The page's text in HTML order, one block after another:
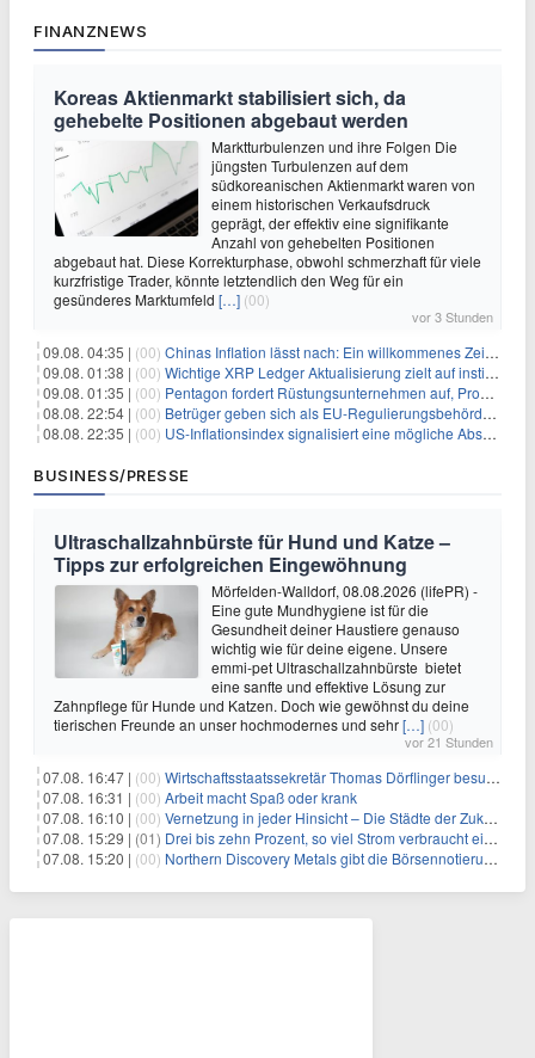
FINANZNEWS
Koreas Aktienmarkt stabilisiert sich, da
gehebelte Positionen abgebaut werden
Marktturbulenzen und ihre Folgen Die
jüngsten Turbulenzen auf dem
südkoreanischen Aktienmarkt waren von
einem historischen Verkaufsdruck
geprägt, der effektiv eine signifikante
Anzahl von gehebelten Positionen
abgebaut hat. Diese Korrekturphase, obwohl schmerzhaft für viele
kurzfristige Trader, könnte letztendlich den Weg für ein
gesünderes Marktumfeld […] (00)
vor 3 Stunden
09.08. 04:35 | (00) Chinas Inflation lässt nach: Ein willkommenes Zeichen für Investoren angesichts der Folgen des Öl-Schocks
09.08. 01:38 | (00) Wichtige XRP Ledger Aktualisierung zielt auf institutionelle Akzeptanz ab
09.08. 01:35 | (00) Pentagon fordert Rüstungsunternehmen auf, Produktion angesichts eskalierender globaler Spannungen zu steigern
08.08. 22:54 | (00) Betrüger geben sich als EU-Regulierungsbehörden aus, um Krypto-Nutzer nach MiCA-Deadline ins Visier zu nehmen
08.08. 22:35 | (00) US-Inflationsindex signalisiert eine mögliche Abschwächung der Inflationsdruck
BUSINESS/PRESSE
Ultraschallzahnbürste für Hund und Katze –
Tipps zur erfolgreichen Eingewöhnung
Mörfelden-Walldorf, 08.08.2026 (lifePR) -
Eine gute Mundhygiene ist für die
Gesundheit deiner Haustiere genauso
wichtig wie für deine eigene. Unsere
emmi-pet Ultraschallzahnbürste bietet
eine sanfte und effektive Lösung zur
Zahnpflege für Hunde und Katzen. Doch wie gewöhnst du deine
tierischen Freunde an unser hochmodernes und sehr[…] (00)
vor 21 Stunden
07.08. 16:47 | (00) Wirtschaftsstaatssekretär Thomas Dörflinger besucht Handwerksbetrieb im Kammerbezirk Freiburg
07.08. 16:31 | (00) Arbeit macht Spaß oder krank
07.08. 16:10 | (00) Vernetzung in jeder Hinsicht – Die Städte der Zukunft sind grün-blau
07.08. 15:29 | (01) Drei bis zehn Prozent, so viel Strom verbraucht ein Aufzug im Gebäude
07.08. 15:20 | (00) Northern Discovery Metals gibt die Börsennotierung an der Frankfurter Wertpapierbörse bekannt